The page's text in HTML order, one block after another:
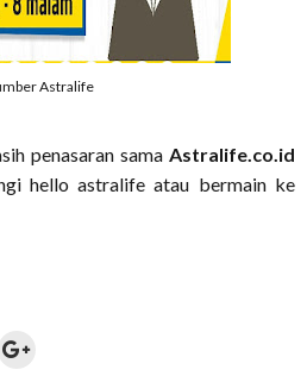
Astralife
penasaran sama Astralife.co.id
hello astralife atau bermain ke